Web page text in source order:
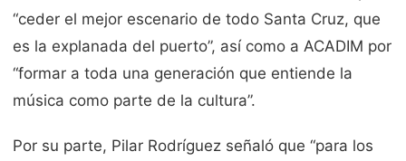
“ceder el mejor escenario de todo Santa Cruz, que
es la explanada del puerto”, así como a ACADIM por
“formar a toda una generación que entiende la
música como parte de la cultura”.
Por su parte, Pilar Rodríguez señaló que “para los